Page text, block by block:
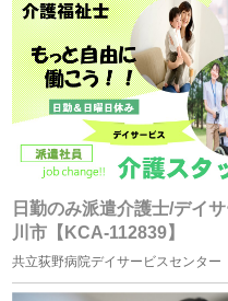
お取引様の個人情報
・お問い合せフォーム、求
またはFAXによる取得
個人情報の管理について責
・株式会社フォーテック
統計処理されたデータの利
日勤のみ派遣介護士/デイ
川市【KCA-112839】
共立荻野病院デイサービスセンタ